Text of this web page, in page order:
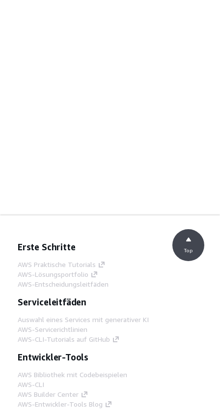
Erste Schritte
AWS Praktische Tutorials
AWS-Lösungsportfolio
AWS-Entscheidungsleitfäden
Serviceleitfäden
Auswahl eines Services mit generativer KI
AWS-Servicerichtlinien
AWS-CLI-Tutorials auf GitHub
Entwickler-Tools
AWS Bibliothek mit Codebeispielen
AWS-CLI
AWS Builder Center
AWS-Entwickler-Tools Blog
Top